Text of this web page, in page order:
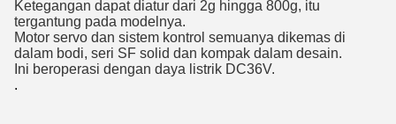
Ketegangan dapat diatur dari 2g hingga 800g, itu
tergantung pada modelnya.
Motor servo dan sistem kontrol semuanya dikemas di
dalam bodi, seri SF solid dan kompak dalam desain.
Ini beroperasi dengan daya listrik DC36V.
.